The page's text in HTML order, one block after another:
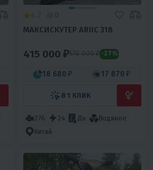
МАКСИСКУТЕР ARIIC 318
415 000 ₽570 000 ₽ -27%
18 680 ₽ 17 870 ₽
В 1 КЛИК
276 24 Да
Водяное
Китай